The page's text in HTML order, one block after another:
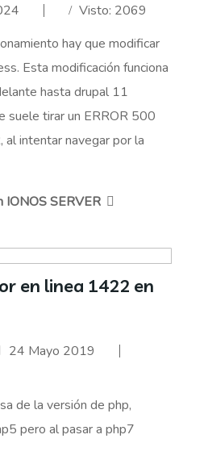
Visto: 2069
hay que modificar
Esta modificación funciona
hasta drupal 11
suele tirar un ERROR 500
al intentar navegar por la
IONOS SERVER
en linea 1422 en
24 Mayo 2019
de la versión de php,
pero al pasar a php7